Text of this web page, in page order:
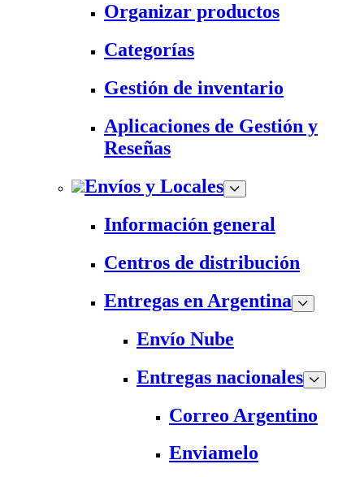
Organizar productos
Categorías
Gestión de inventario
Aplicaciones de Gestión y
Reseñas
Envíos y Locales
Información general
Centros de distribución
Entregas en Argentina
Envío Nube
Entregas nacionales
Correo Argentino
Enviamelo